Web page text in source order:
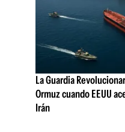
La Guardia
Ormuz cuando EEUU
Irán